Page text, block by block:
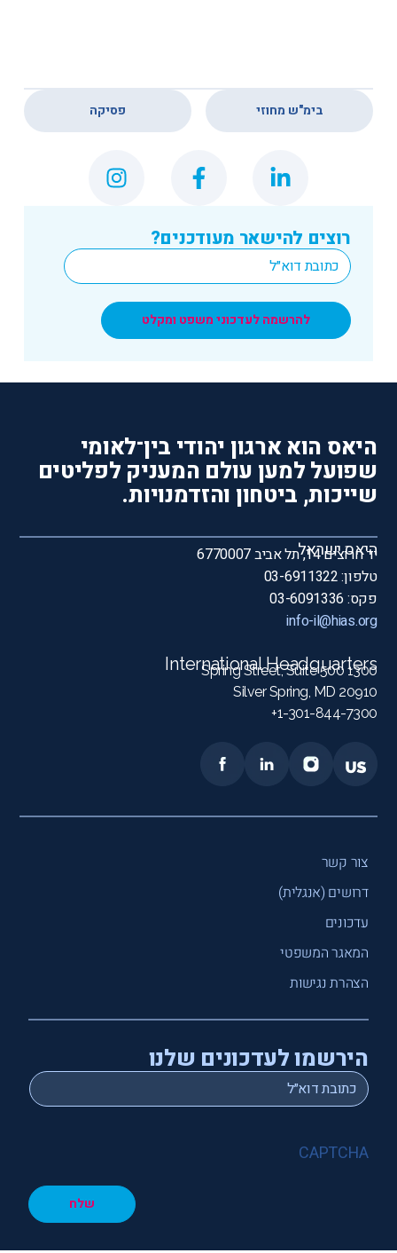
רוצים להישאר מעודכנים?
Email
*
להרשמה לעדכוני משפט ומקלט
בימ"ש מחוזי פסיקה
היאס הוא ארגון יהודי בין־לאומי
שפועל למען עולם המעניק לפליטים
שייכות, ביטחון והזדמנויות.
היאס ישראל
יד חרוצים 14, תל אביב 6770007
טלפון: 03-6911322
פקס: 03-6091336
info-il@hias.org
International Headquarters
1300 Spring Street, Suite 500
Silver Spring, MD 20910
1-301-844-7300+
צור קשר
דרושים (אנגלית)
עדכונים
המאגר המשפטי
הצהרת נגישות
הירשמו לעדכונים שלנו
Email
*
CAPTCHA
שלח